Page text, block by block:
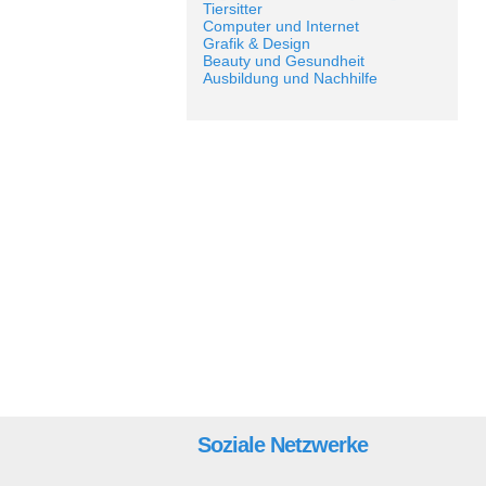
Tiersitter
Computer und Internet
Grafik & Design
Beauty und Gesundheit
Ausbildung und Nachhilfe
Soziale Netzwerke